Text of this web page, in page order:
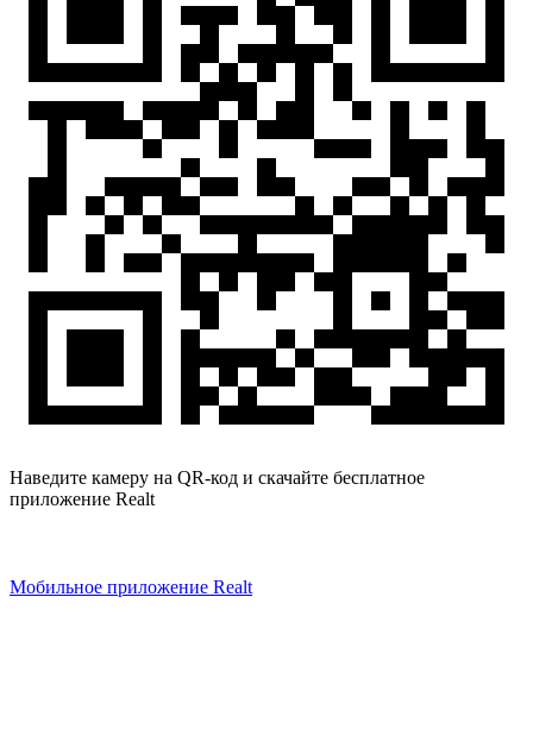
Наведите камеру на QR-код и скачайте бесплатное
приложение Realt
Мобильное приложение Realt